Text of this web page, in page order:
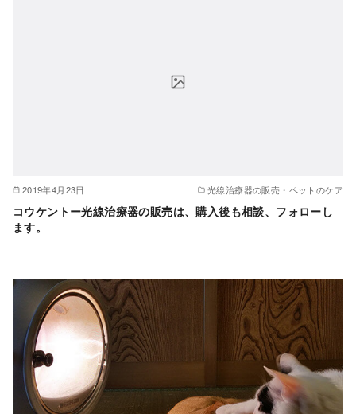
2019年4月23日 光線治療器の販売・ペットのケア
コウケントー光線治療器の販売は、購入後も相談、フォローし
ます。